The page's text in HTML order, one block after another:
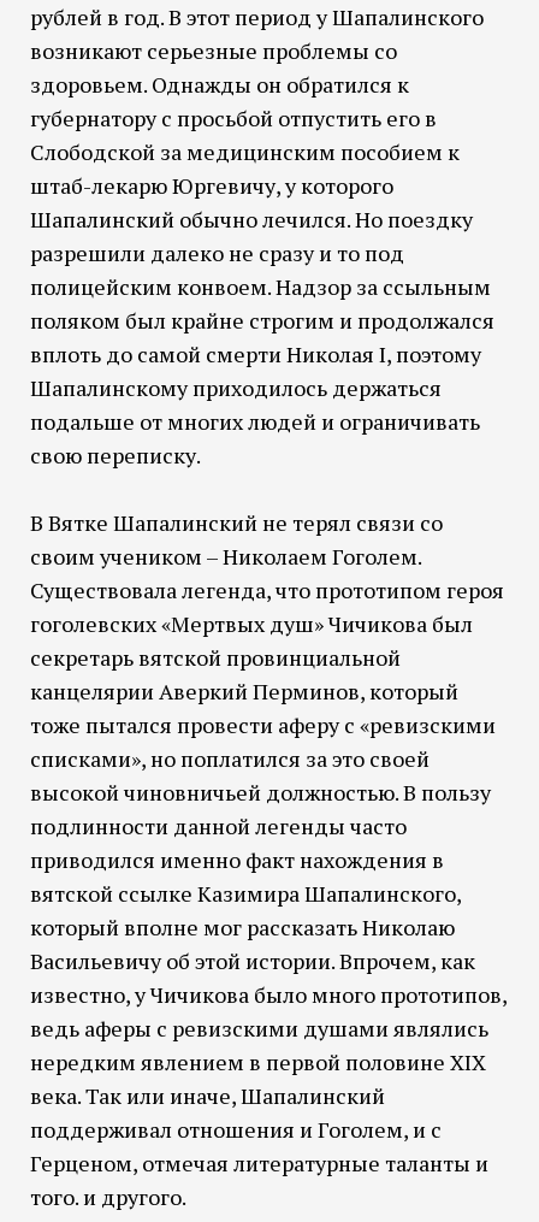
рублей в год. В этот период у Шапалинского
возникают серьезные проблемы со
здоровьем. Однажды он обратился к
губернатору с просьбой отпустить его в
Слободской за медицинским пособием к
штаб-лекарю Юргевичу, у которого
Шапалинский обычно лечился. Но поездку
разрешили далеко не сразу и то под
полицейским конвоем. Надзор за ссыльным
поляком был крайне строгим и продолжался
вплоть до самой смерти Николая I, поэтому
Шапалинскому приходилось держаться
подальше от многих людей и ограничивать
свою переписку.
В Вятке Шапалинский не терял связи со
своим учеником – Николаем Гоголем.
Существовала легенда, что прототипом героя
гоголевских «Мертвых душ» Чичикова был
секретарь вятской провинциальной
канцелярии Аверкий Перминов, который
тоже пытался провести аферу с «ревизскими
списками», но поплатился за это своей
высокой чиновничьей должностью. В пользу
подлинности данной легенды часто
приводился именно факт нахождения в
вятской ссылке Казимира Шапалинского,
который вполне мог рассказать Николаю
Васильевичу об этой истории. Впрочем, как
известно, у Чичикова было много прототипов,
ведь аферы с ревизскими душами являлись
нередким явлением в первой половине XIX
века. Так или иначе, Шапалинский
поддерживал отношения и Гоголем, и с
Герценом, отмечая литературные таланты и
того. и другого.